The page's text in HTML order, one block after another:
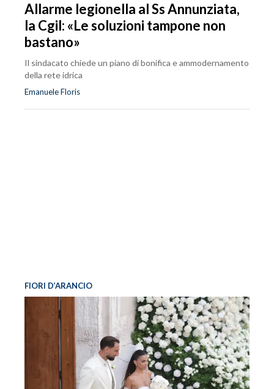
Allarme legionella al Ss Annunziata,
la Cgil: «Le soluzioni tampone non
bastano»
Il sindacato chiede un piano di bonifica e ammodernamento
della rete idrica
Emanuele Floris
FIORI D’ARANCIO